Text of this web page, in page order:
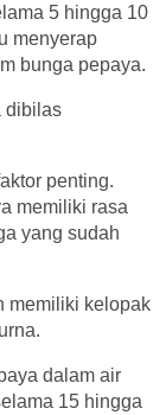
5 hingga 10
menyerap
bunga pepaya.
dibilas
penting.
memiliki rasa
yang sudah
memiliki kelopak
dalam air
15 hingga